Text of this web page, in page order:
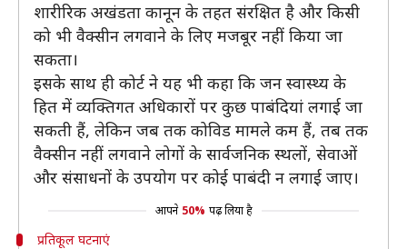
शारीरिक अखंडता कानून के तहत संरक्षित है और किसी
को भी वैक्सीन लगवाने के लिए मजबूर नहीं किया जा
सकता।
इसके साथ ही कोर्ट ने यह भी कहा कि जन स्वास्थ्य के
हित में व्यक्तिगत अधिकारों पर कुछ पाबंदियां लगाई जा
सकती हैं, लेकिन जब तक कोविड मामले कम हैं, तब तक
वैक्सीन नहीं लगवाने लोगों के सार्वजनिक स्थलों, सेवाओं
और संसाधनों के उपयोग पर कोई पाबंदी न लगाई जाए।
आपने 50% पढ़ लिया है
प्रतिकूल घटनाएं